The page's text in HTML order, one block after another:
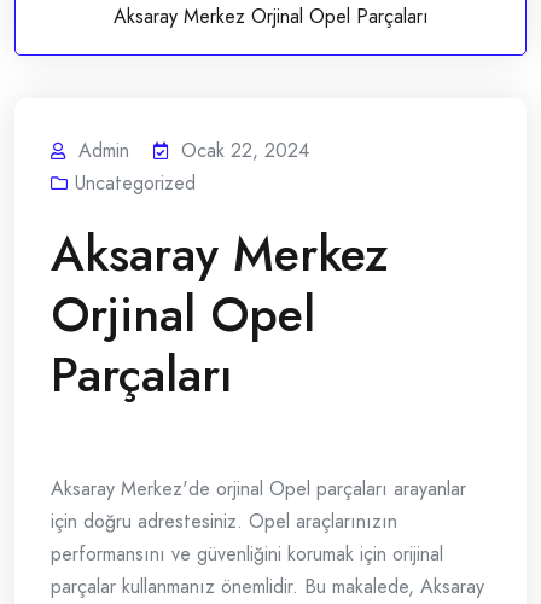
Aksaray Merkez Orjinal Opel Parçaları
Admin
Ocak 22, 2024
Uncategorized
Aksaray Merkez
Orjinal Opel
Parçaları
Aksaray Merkez'de orjinal Opel parçaları arayanlar
için doğru adrestesiniz. Opel araçlarınızın
performansını ve güvenliğini korumak için orijinal
parçalar kullanmanız önemlidir. Bu makalede, Aksaray